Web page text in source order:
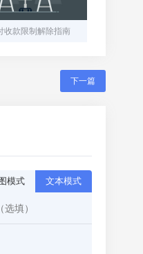
收款限制解除指南
下一篇
模式 文本模式